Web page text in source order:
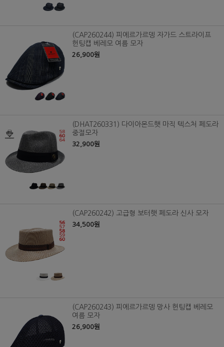
(CAP260244) 피에르가르뎅 자가드 스트라이프
헌팅캡 베레모 여름 모자
26,900원
(DHAT260331) 다이아몬드햇 마직 텍스처 페도라
중절모자
32,900원
(CAP260242) 고급형 보터햇 페도라 신사 모자
34,500원
(CAP260243) 피에르가르뎅 망사 헌팅캡 베레모
여름 모자
26,900원